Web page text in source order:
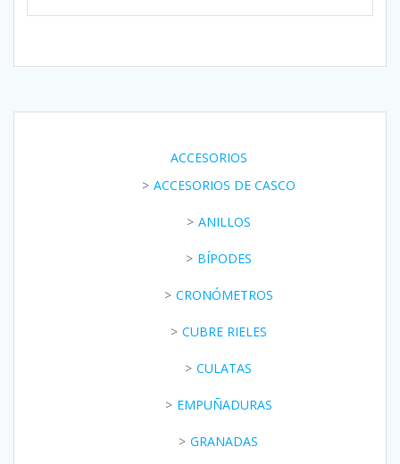
ACCESORIOS
ACCESORIOS DE CASCO
ANILLOS
BÍPODES
CRONÓMETROS
CUBRE RIELES
CULATAS
EMPUÑADURAS
GRANADAS